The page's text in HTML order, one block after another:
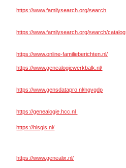
https://www.familysearch.org/search
https://www.familysearch.org/search/catalog
https://www.online-familieberichten.nl/
https://www.genealogiewerkbalk.nl/
https://www.gensdatapro.nl/ngvgdp
https://genealogie.hcc.nl
https://hisgis.nl/
https://www.genealix.nl/